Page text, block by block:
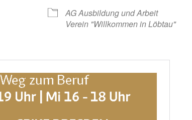
Google Kalender
AG Ausbildung und Arbeit
Verein "Willkommen in Löbtau"